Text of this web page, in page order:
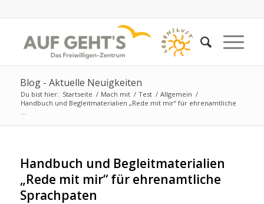
Blog - Aktuelle Neuigkeiten
Du bist hier: Startseite / Mach mit / Test / Allgemein /
Handbuch und Begleitmaterialien „Rede mit mir“ für ehrenamtliche
...
Handbuch und Begleitmaterialien
„Rede mit mir“ für ehrenamtliche
Sprachpaten